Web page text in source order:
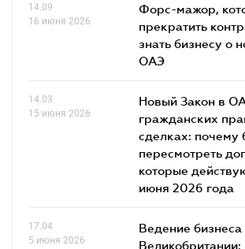
14.09
16 июня 2026
Форс-мажор,
прекратить
знать бизнесу о
ОАЭ
14.03
15 июня 2026
Новый Закон в
гражданских
сделках: почему
пересмотреть
которые
июня 2026 года
17.04
5 июня 2026
Ведение бизнеса
Великобритании: